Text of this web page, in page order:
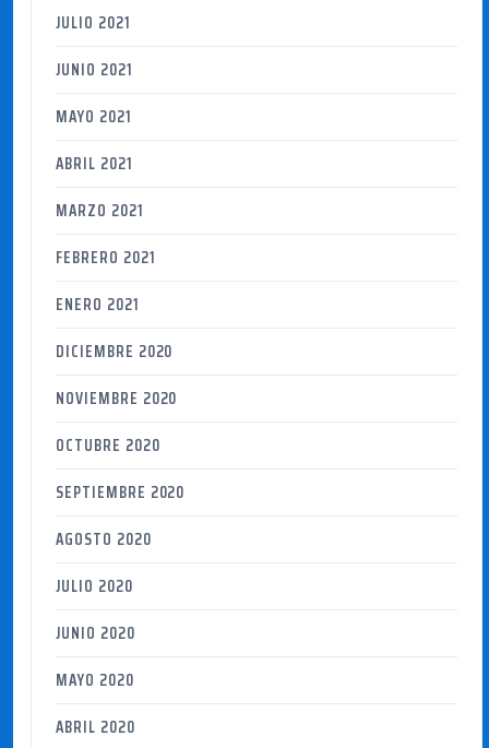
JULIO 2021
JUNIO 2021
MAYO 2021
ABRIL 2021
MARZO 2021
FEBRERO 2021
ENERO 2021
DICIEMBRE 2020
NOVIEMBRE 2020
OCTUBRE 2020
SEPTIEMBRE 2020
AGOSTO 2020
JULIO 2020
JUNIO 2020
MAYO 2020
ABRIL 2020